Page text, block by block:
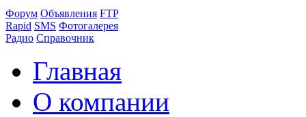
Форум Объявления FTP
Rapid SMS Фотогалерея
Радио Справочник
Главная
О компании